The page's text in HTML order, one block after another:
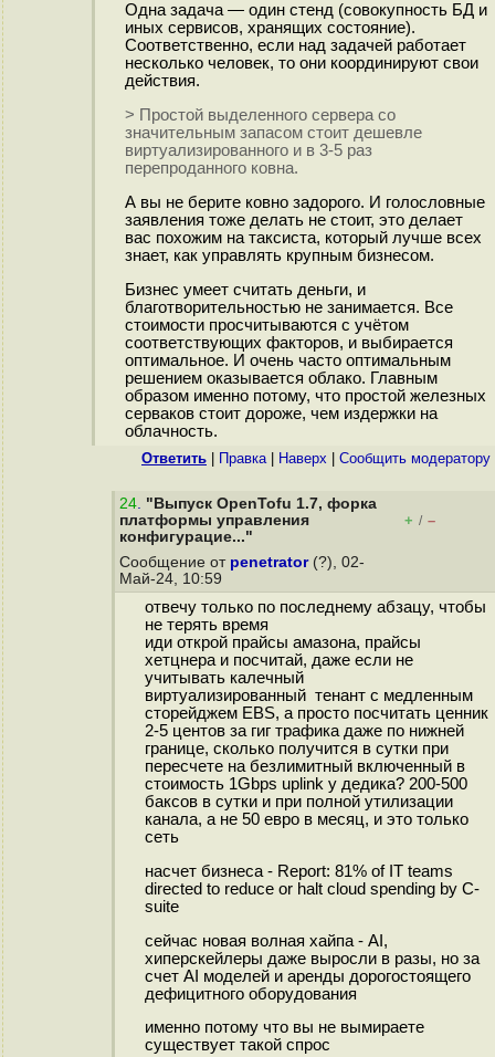
Одна задача — один стенд (совокупность БД и
иных сервисов, хранящих состояние).
Соответственно, если над задачей работает
несколько человек, то они координируют свои
действия.
> Простой выделенного сервера со
значительным запасом стоит дешевле
виртуализированного и в 3-5 раз
перепроданного ковна.
А вы не берите ковно задорого. И голословные
заявления тоже делать не стоит, это делает
вас похожим на таксиста, который лучше всех
знает, как управлять крупным бизнесом.
Бизнес умеет считать деньги, и
благотворительностью не занимается. Все
стоимости просчитываются с учётом
соответствующих факторов, и выбирается
оптимальное. И очень часто оптимальным
решением оказывается облако. Главным
образом именно потому, что простой железных
серваков стоит дороже, чем издержки на
облачность.
Ответить Правка| Наверх Cообщить модератору
24. "Выпуск OpenTofu 1.7, форка
платформы управления
конфигурацие..."
+ / –
Сообщение от penetrator(?), 02-
Май-24, 10:59
отвечу только по последнему абзацу, чтобы
не терять время
иди открой прайсы амазона, прайсы
хетцнера и посчитай, даже если не
учитывать калечный
виртуализированный тенант с медленным
сторейджем EBS, а просто посчитать ценник
2-5 центов за гиг трафика даже по нижней
границе, сколько получится в сутки при
пересчете на безлимитный включенный в
стоимость 1Gbps uplink у дедика? 200-500
баксов в сутки и при полной утилизации
канала, а не 50 евро в месяц, и это только
сеть
насчет бизнеса - Report: 81% of IT teams
directed to reduce or halt cloud spending by C-
suite
сейчас новая волная хайпа - AI,
хиперскейлеры даже выросли в разы, но за
счет AI моделей и аренды дорогостоящего
дефицитного оборудования
именно потому что вы не вымираете
существует такой спрос